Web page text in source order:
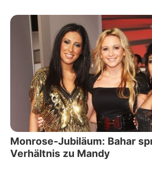
Monrose-Jubiläum: Bahar
Verhältnis zu Mandy